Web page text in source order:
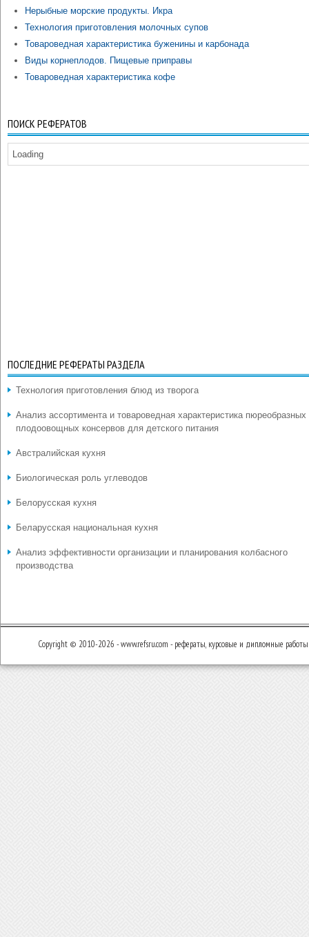
Нерыбные морские продукты. Икра
Технология приготовления молочных супов
Товароведная характеристика буженины и карбонада
Виды корнеплодов. Пищевые приправы
Товароведная характеристика кофе
ПОИСК РЕФЕРАТОВ
Loading
ПОСЛЕДНИЕ РЕФЕРАТЫ РАЗДЕЛА
Технология приготовления блюд из творога
Анализ ассортимента и товароведная характеристика пюреобразных
плодоовощных консервов для детского питания
Австралийская кухня
Биологическая роль углеводов
Белорусская кухня
Беларусская национальная кухня
Анализ эффективности организации и планирования колбасного
производства
Copyright © 2010-2026 - www.refsru.com - рефераты, курсовые и дипломные работы